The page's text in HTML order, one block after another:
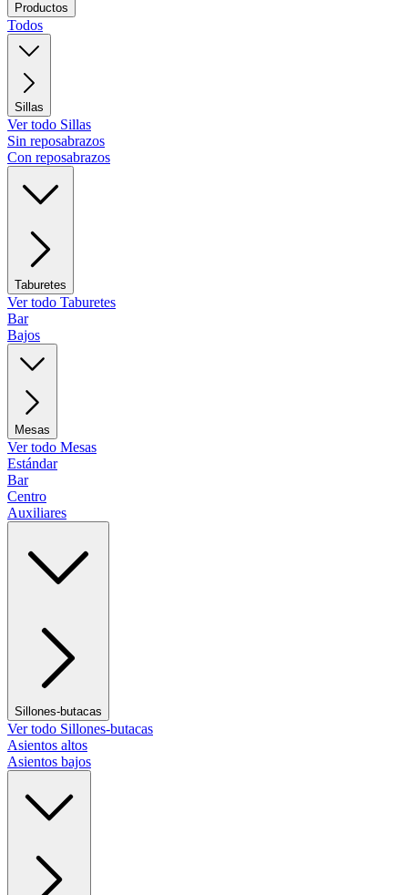
Productos
Todos
Sillas
Ver todo Sillas
Sin reposabrazos
Con reposabrazos
Taburetes
Ver todo Taburetes
Bar
Bajos
Mesas
Ver todo Mesas
Estándar
Bar
Centro
Auxiliares
Sillones-butacas
Ver todo Sillones-butacas
Asientos altos
Asientos bajos